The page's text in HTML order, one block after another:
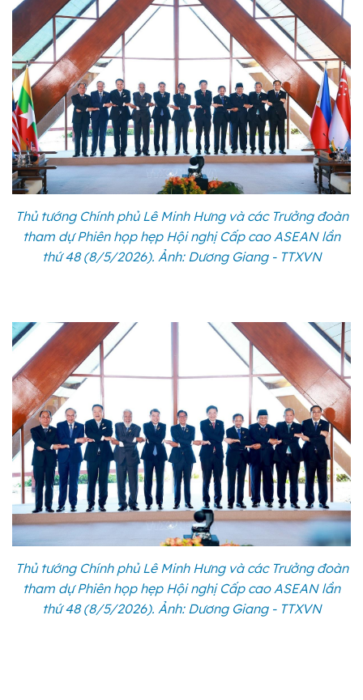
Thủ tướng Chính phủ Lê Minh Hưng và các Trưởng đoàn
tham dự Phiên họp hẹp Hội nghị Cấp cao ASEAN lần
thứ 48 (8/5/2026). Ảnh: Dương Giang - TTXVN
Thủ tướng Chính phủ Lê Minh Hưng và các Trưởng đoàn
tham dự Phiên họp hẹp Hội nghị Cấp cao ASEAN lần
thứ 48 (8/5/2026). Ảnh: Dương Giang - TTXVN